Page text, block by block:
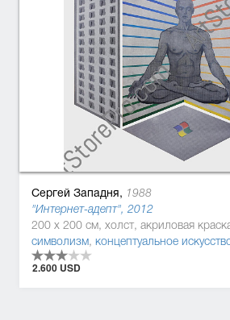
Сергей Западня, 1988
"Интернет-адепт", 2012
200 x 200 см, холст, акриловая
символизм, концептуальное
2.600 USD